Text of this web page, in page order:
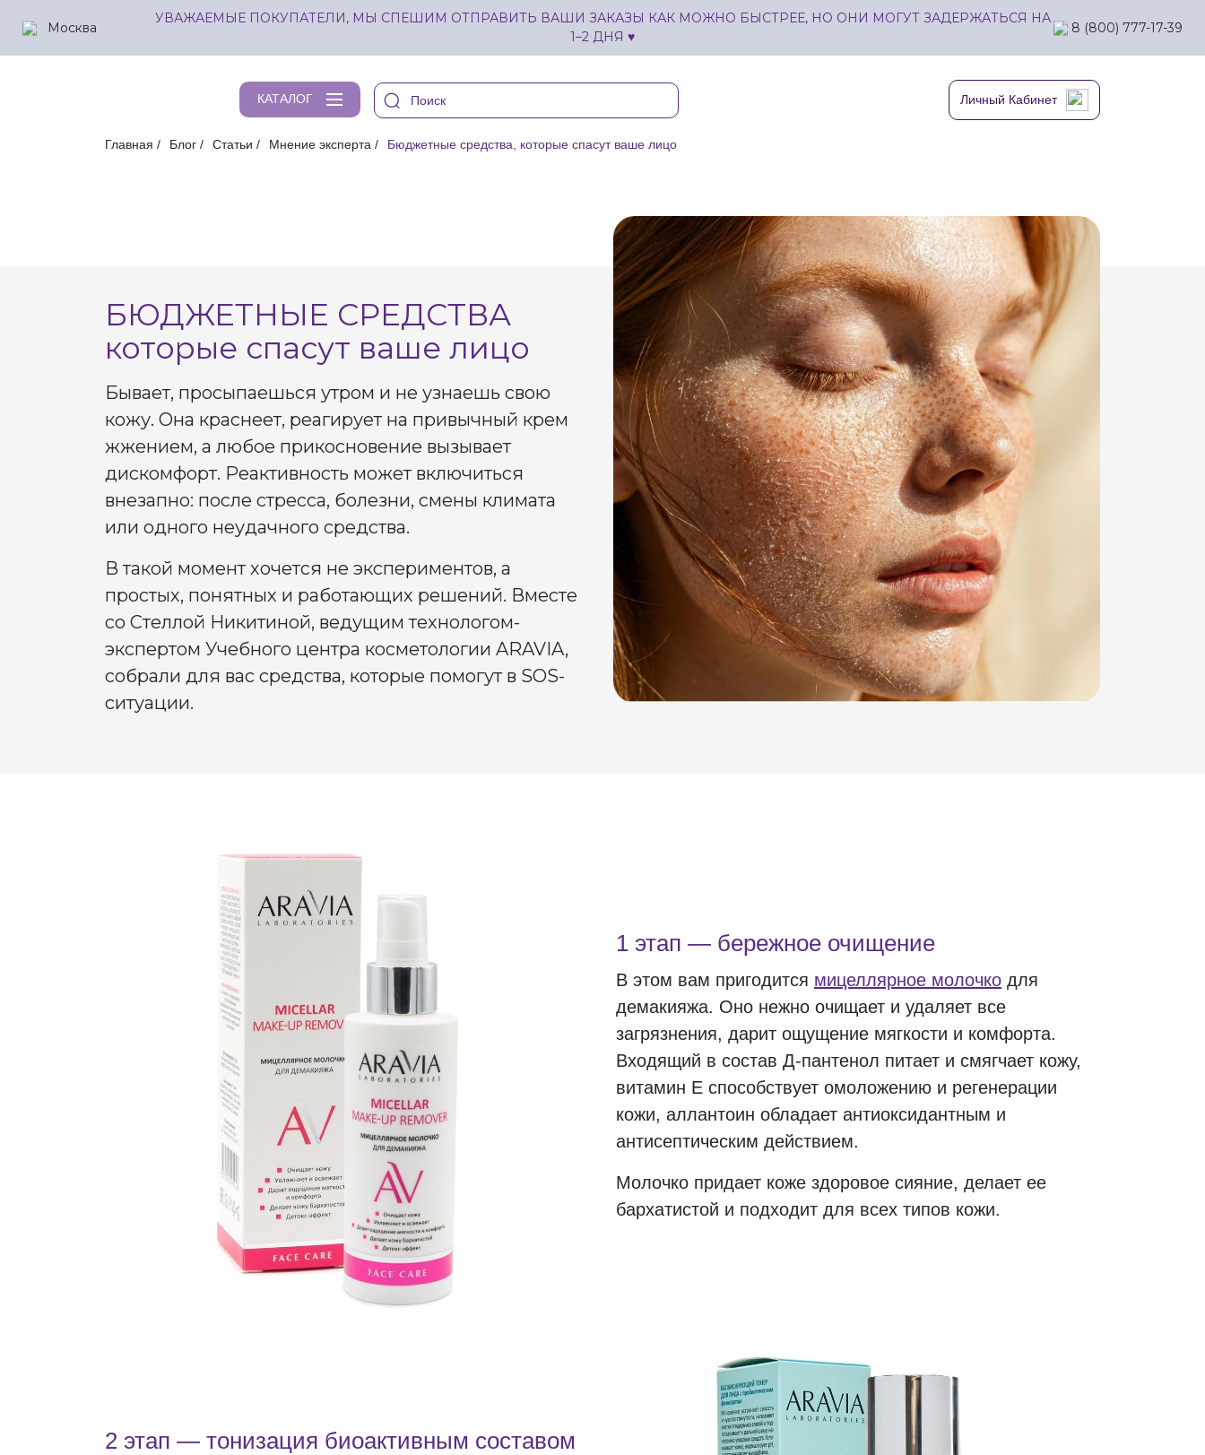
УВАЖАЕМЫЕ ПОКУПАТЕЛИ, МЫ СПЕШИМ ОТПРАВИТЬ ВАШИ ЗАКАЗЫ КАК МОЖНО БЫСТРЕЕ, НО ОНИ МОГУТ ЗАДЕРЖАТЬСЯ НА
1–2 ДНЯ ♥
Москва 8 (800) 777-17-39
КАТАЛОГ Личный Кабинет
Главная Блог Статьи Мнение эксперта Бюджетные средства, которые спасут ваше лицо
БЮДЖЕТНЫЕ СРЕДСТВА
которые спасут ваше лицо
Бывает, просыпаешься утром и не узнаешь свою
кожу. Она краснеет, реагирует на привычный крем
жжением, а любое прикосновение вызывает
дискомфорт. Реактивность может включиться
внезапно: после стресса, болезни, смены климата
или одного неудачного средства.
В такой момент хочется не экспериментов, а
простых, понятных и работающих решений. Вместе
со Стеллой Никитиной, ведущим технологом-
экспертом Учебного центра косметологии ARAVIA,
собрали для вас средства, которые помогут в SOS-
ситуации.
1 этап — бережное очищение
В этом вам пригодится мицеллярное молочко для
демакияжа. Оно нежно очищает и удаляет все
загрязнения, дарит ощущение мягкости и комфорта.
Входящий в состав Д-пантенол питает и смягчает кожу,
витамин Е способствует омоложению и регенерации
кожи, аллантоин обладает антиоксидантным и
антисептическим действием.
Молочко придает коже здоровое сияние, делает ее
бархатистой и подходит для всех типов кожи.
2 этап — тонизация биоактивным составом